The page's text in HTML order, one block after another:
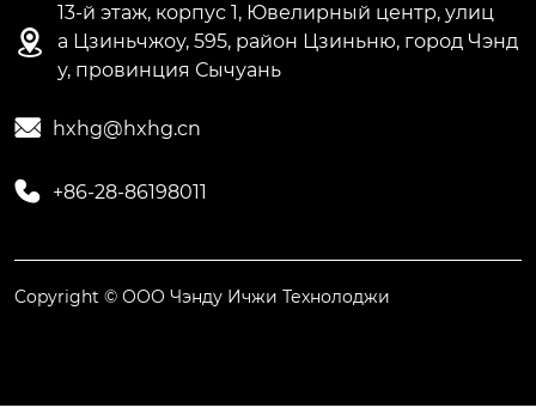

13-й этаж, корпус 1, Ювелирный центр, улиц
а Цзиньчжоу, 595, район Цзиньню, город Чэнд
у, провинция Сычуань
 hxhg@hxhg.cn
 +86-28-86198011
Copyright © ООО Чэнду Ичжи Технолоджи